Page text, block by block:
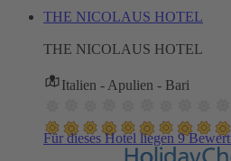
THE NICOLAUS HOTEL
THE NICOLAUS HOTEL
Italien - Apulien - Bari
Für dieses Hotel liegen 9